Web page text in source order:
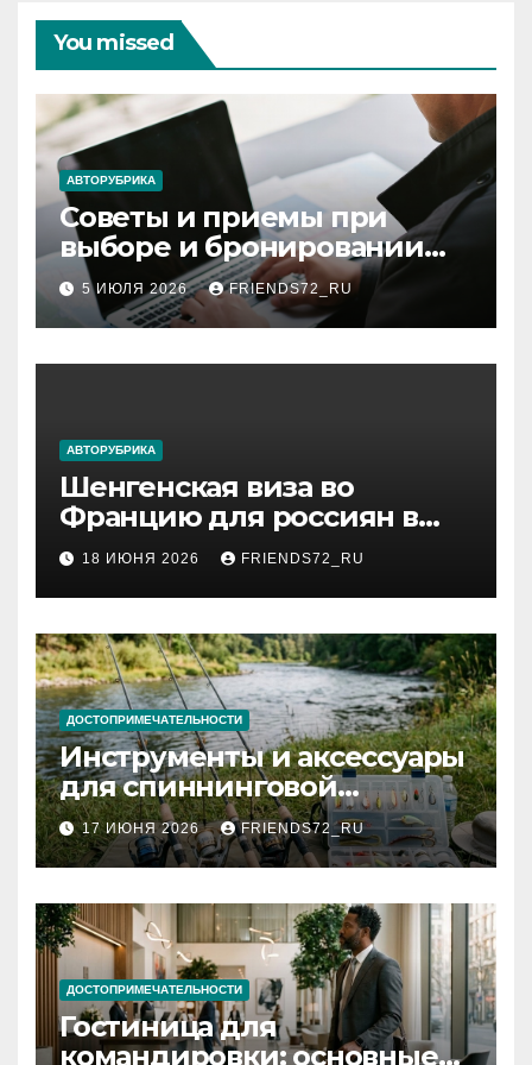
You missed
АВТОРУБРИКА
Советы и приемы при
выборе и бронировании
авиабилетов
5 ИЮЛЯ 2026 FRIENDS72_RU
АВТОРУБРИКА
Шенгенская виза во
Францию для россиян в
2026 году: сроки от 3 дней
и список необходимых
документов
18 ИЮНЯ 2026 FRIENDS72_RU
ДОСТОПРИМЕЧАТЕЛЬНОСТИ
Инструменты и аксессуары
для спиннинговой
рыбалки: назначение и
типы
17 ИЮНЯ 2026 FRIENDS72_RU
ДОСТОПРИМЕЧАТЕЛЬНОСТИ
Гостиница для
командировки: основные